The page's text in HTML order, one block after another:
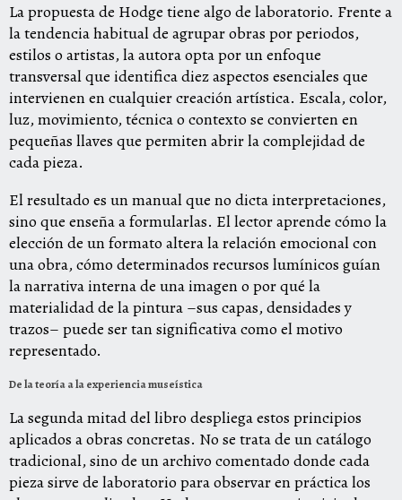
La propuesta de Hodge tiene algo de laboratorio. Frente a
la tendencia habitual de agrupar obras por periodos,
estilos o artistas, la autora opta por un enfoque
transversal que identifica diez aspectos esenciales que
intervienen en cualquier creación artística. Escala, color,
luz, movimiento, técnica o contexto se convierten en
pequeñas llaves que permiten abrir la complejidad de
cada pieza.
El resultado es un manual que no dicta interpretaciones,
sino que enseña a formularlas. El lector aprende cómo la
elección de un formato altera la relación emocional con
una obra, cómo determinados recursos lumínicos guían
la narrativa interna de una imagen o por qué la
materialidad de la pintura –sus capas, densidades y
trazos– puede ser tan significativa como el motivo
representado.
De la teoría a la experiencia museística
La segunda mitad del libro despliega estos principios
aplicados a obras concretas. No se trata de un catálogo
tradicional, sino de un archivo comentado donde cada
pieza sirve de laboratorio para observar en práctica los